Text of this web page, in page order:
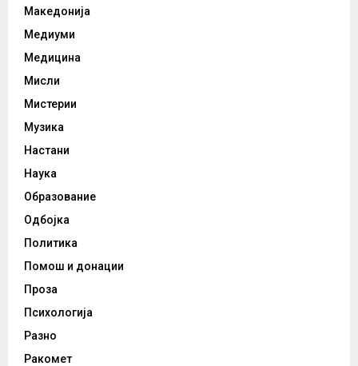
Македонија
Медиуми
Медицина
Мисли
Мистерии
Музика
Настани
Наука
Образование
Одбојка
Политика
Помош и донации
Проза
Психологија
Разно
Ракомет